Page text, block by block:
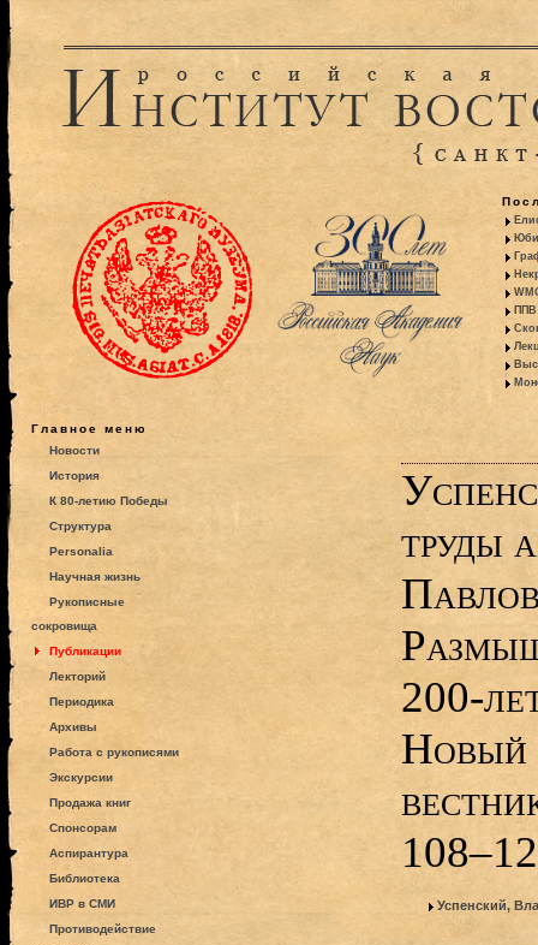
ППВ
Главное меню
Новости
История
К 80-летию Победы
Структура
Personalia
Научная жизнь
Рукописные
сокровища
Публикации
Лекторий
Периодика
Архивы
Работа с рукописями
Экскурсии
Продажа книг
Спонсорам
Аспирантура
Библиотека
ИВР в СМИ
Противодействие
труды
200-
Новый
Успенский,